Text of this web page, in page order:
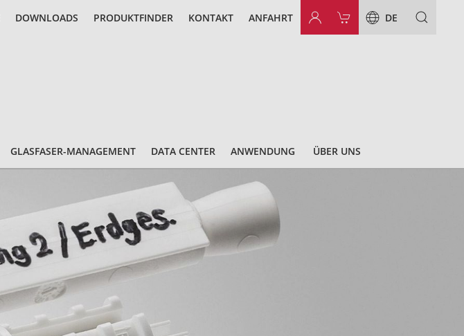
DOWNLOADS PRODUKTFINDER KONTAKT ANFAHRT DE
GLASFASER-MANAGEMENT DATA CENTER ANWENDUNG ÜBER UNS